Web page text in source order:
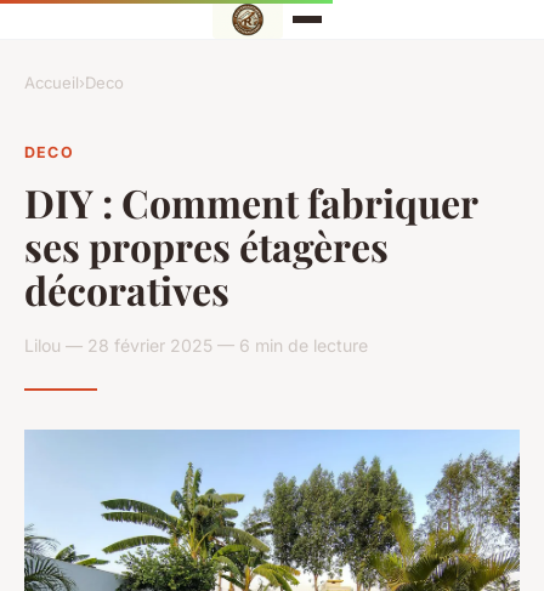
Accueil›Deco
DECO
DIY : Comment fabriquer
ses propres étagères
décoratives
Lilou — 28 février 2025 — 6 min de lecture